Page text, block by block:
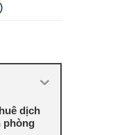
dịch
phòng